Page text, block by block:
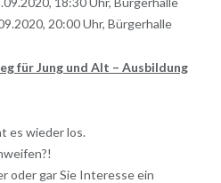
20:00 Uhr, Bürgerhalle
für Jung und Alt – Ausbildung
es wieder los.
oder gar Sie Interesse ein